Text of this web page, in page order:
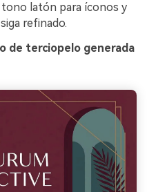
tono latón para íconos y
refinado.
de terciopelo generada